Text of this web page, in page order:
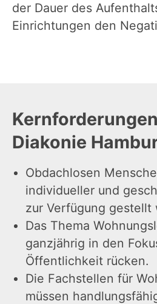
der Dauer des
Einrichtungen den
Diakonie
Obdachlosen
individueller und
zur Verfügung gestellt
Das Thema
ganzjährig in den
Öffentlichkeit rücken.
Die Fachstellen für
müssen